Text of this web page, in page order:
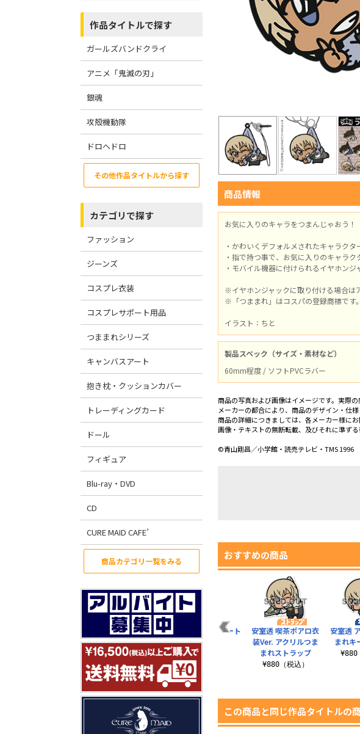
作品タイトルで探す
ガールズバンドクライ
アニメ「鬼滅の刃」
銀魂
攻殻機動隊
ドロヘドロ
その他作品タイトルから探す
カテゴリで探す
ファッション
ジーンズ
コスプレ衣装
コスプレサポート用品
つままれシリーズ
キャンバスアート
抱き枕・クッションカバー
トレーディングカード
ドール
フィギュア
Blu-ray・DVD
CD
CURE MAID CAFE’
商品カテゴリ一覧をみる
商品情報
お気に入りのキャラをつまんじゃおう！
・かわいくデフォルメされたキャラク
・指で持つ事で、お気に入りのキャラ
・モバイル機器に付けられるイヤホンジ
※イヤホンジャックに取り付ける場合は
※「つままれ」はコスパの登録商標です。
イラスト：ちと
製品スペック（サイズ・素材など）
60mm程度 / ソフトPVCラバー
商品の写真および画像はイメージです。実際の
メーカーの都合により、商品のデザイン・仕
商品の詳細につきましては、各メーカー様にお
画像・テキストの無断転載、及びそれに準ずる
©青山剛昌／小学館・読売テレビ・TMS 1996
おすすめの商品
安室透 喫茶ポアロ衣
装Ver. アクリルつま
まれキーホルダー
¥880（税込）
安室透 ラージトート
¥1,980（税込）
安室透 喫茶ポアロ衣
装Ver. アクリルつま
まれストラップ
¥880（税込）
安室透
まれキ
¥880
この商品と同じ作品タイトルの